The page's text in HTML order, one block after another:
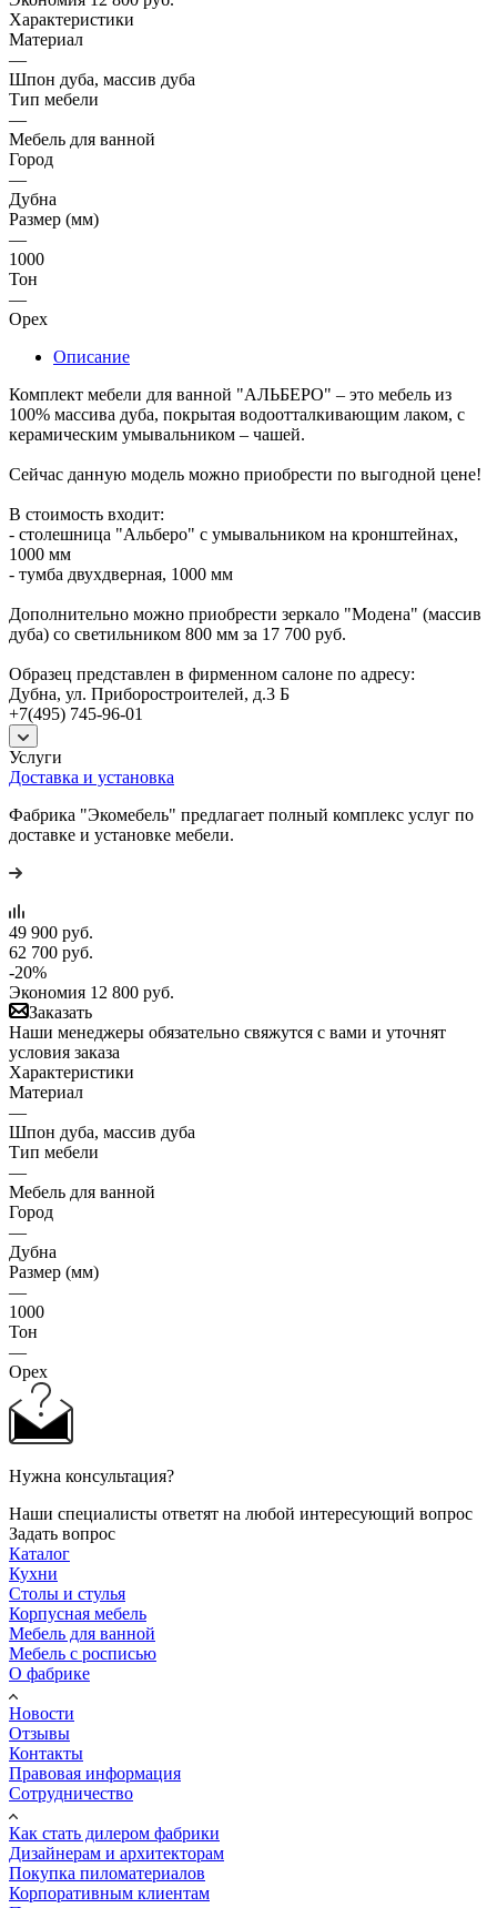
Характеристики
Материал
—
Шпон дуба, массив дуба
Тип мебели
—
Мебель для ванной
Город
—
Дубна
Размер (мм)
—
1000
Тон
—
Орех
Описание
Комплект мебели для ванной "АЛЬБЕРО" – это мебель из
100% массива дуба, покрытая водоотталкивающим лаком, с
керамическим умывальником – чашей.
Сейчас данную модель можно приобрести по выгодной цене!
В стоимость входит:
- столешница "Альберо" с умывальником на кронштейнах,
1000 мм
- тумба двухдверная, 1000 мм
Дополнительно можно приобрести зеркало "Модена" (массив
дуба) со светильником 800 мм за 17 700 руб.
Образец представлен в фирменном салоне по адресу:
Дубна, ул. Приборостроителей, д.3 Б
+7(495) 745-96-01
Услуги
Доставка и установка
Фабрика "Экомебель" предлагает полный комплекс услуг по
доставке и установке мебели.
49 900 руб.
62 700 руб.
-20%
Экономия 12 800 руб.
Заказать
Наши менеджеры обязательно свяжутся с вами и уточнят
условия заказа
Характеристики
Материал
—
Шпон дуба, массив дуба
Тип мебели
—
Мебель для ванной
Город
—
Дубна
Размер (мм)
—
1000
Тон
—
Орех
Нужна консультация?
Наши специалисты ответят на любой интересующий вопрос
Задать вопрос
Каталог
Кухни
Столы и стулья
Корпусная мебель
Мебель для ванной
Мебель с росписью
О фабрике
Новости
Отзывы
Контакты
Правовая информация
Сотрудничество
Как стать дилером фабрики
Дизайнерам и архитекторам
Покупка пиломатериалов
Корпоративным клиентам